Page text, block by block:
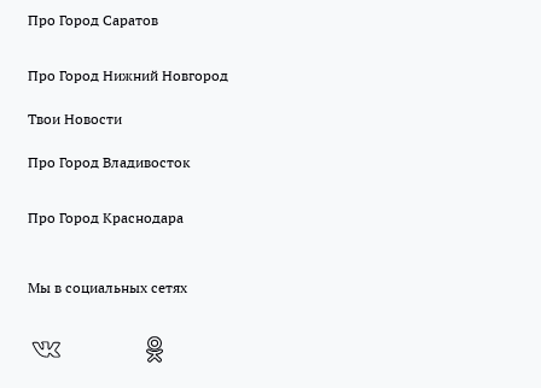
Про Город Саратов
Про Город Нижний Новгород
Твои Новости
Про Город Владивосток
Про Город Краснодара
Мы в социальных сетях